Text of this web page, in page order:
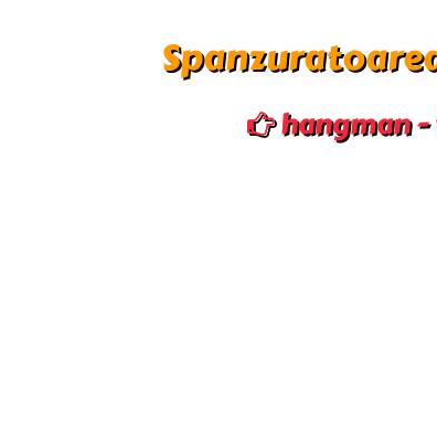
hangman